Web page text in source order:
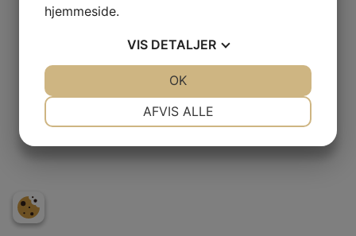
hjemmeside.
VIS DETALJER
AFVIS ALLE
OK